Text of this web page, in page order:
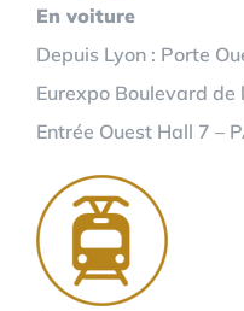
En voiture
Depuis Lyon : Porte
Eurexpo Boulevard de
Entrée Ouest Hall 7 –